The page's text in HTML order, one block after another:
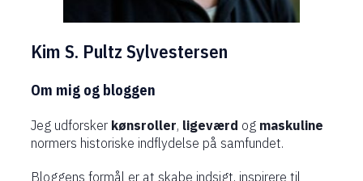
Kim S. Pultz Sylvestersen
Om mig og bloggen
Jeg udforsker kønsroller, ligeværd og maskuline
normers historiske indflydelse på samfundet.
Bloggens formål er at skabe indsigt, inspirere til